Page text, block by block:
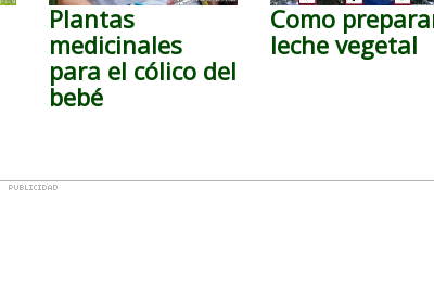
Plantas
medicinales
para el cólico del
bebé
Como
leche vegetal